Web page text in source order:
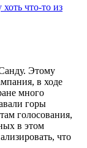
что-то из
Этому
в ходе
много
горы
голосования,
в этом
что